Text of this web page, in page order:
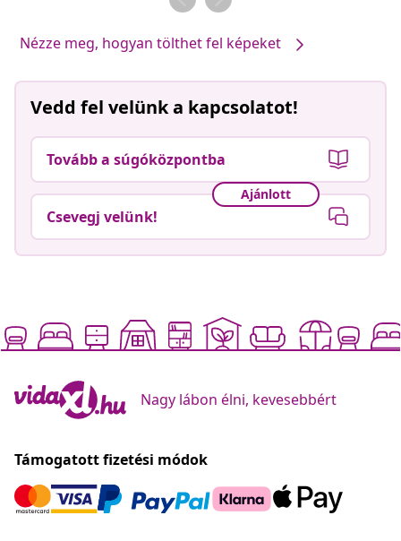
Nézze meg, hogyan tölthet fel képeket
Vedd fel velünk a kapcsolatot!
Tovább a súgóközpontba
Ajánlott
Csevegj velünk!
Nagy lábon élni, kevesebbért
Támogatott fizetési módok